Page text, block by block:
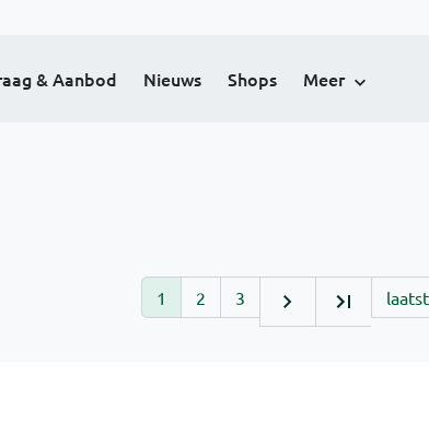
& Aanbod Nieuws Shops Meer
1 2 3